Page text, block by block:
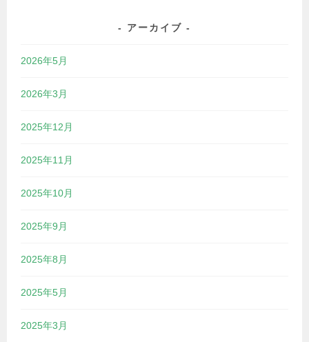
アーカイブ
2026年5月
2026年3月
2025年12月
2025年11月
2025年10月
2025年9月
2025年8月
2025年5月
2025年3月